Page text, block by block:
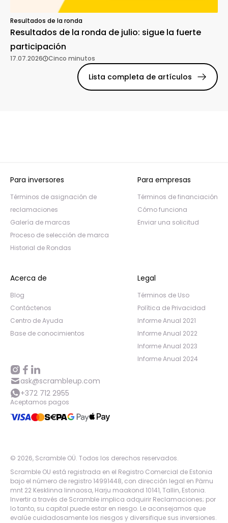
Resultados de la ronda
Resultados de la ronda de julio: sigue la fuerte
participación
17.07.2026 Cinco minutos
Lista completa de artículos
Para inversores
Términos de asignación de
reclamaciones
Galería de marcas
Proceso de selección de marca
Historial de Rondas
Para empresas
Términos de financiación
Cómo funciona
Enviar una solicitud
Acerca de
Blog
Contáctenos
Centro de Ayuda
Base de conocimientos
Legal
Términos de Uso
Política de Privacidad
Informe Anual 2021
Informe Anual 2022
Informe Anual 2023
Informe Anual 2024
ask@scrambleup.com
+372 712 2955
Aceptamos pagos
© 2026, Scramble OÜ. Todos los derechos reservados.
Scramble OU está registrada en el Registro Comercial de Estonia
bajo el número de registro 14991448, con dirección legal en Pärnu
mnt 22 Kesklinna linnaosa, Harju maakond 10141, Tallin, Estonia.
Invertir a través de Scramble implica adquirir Reclamaciones; por
lo tanto, su capital puede estar en riesgo. Le aconsejamos que
evalúe cuidadosamente los riesgos y diversifique sus inversiones.